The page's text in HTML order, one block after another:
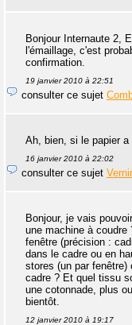
Bonjour Internaute 2,
l'émaillage, c'est
confirmation.
19 janvier 2010 à 22:51
consulter ce sujet
Ah, bien, si le papier
16 janvier 2010 à 22:02
consulter ce sujet
Bonjour, je vais
une machine à coudre
fenêtre (précision :
dans le cadre ou en
stores (un par
cadre ? Et quel tissu
une cotonnade, plus
bientôt.
12 janvier 2010 à 19:17